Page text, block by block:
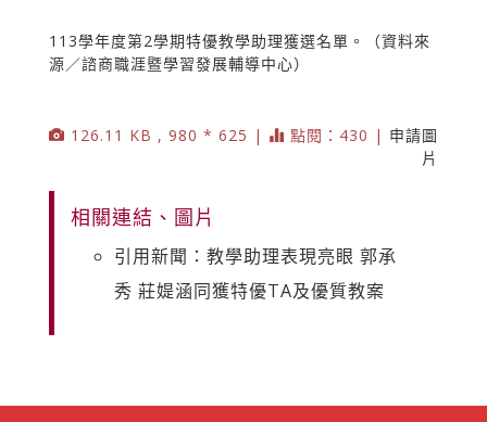
113學年度第2學期特優教學助理獲選名單。（資料來
源／諮商職涯暨學習發展輔導中心）
126.11 KB , 980 * 625 | 點閱：430 | 申請圖
片
相關連結、圖片
引用新聞：教學助理表現亮眼 郭承
秀 莊媞涵同獲特優TA及優質教案